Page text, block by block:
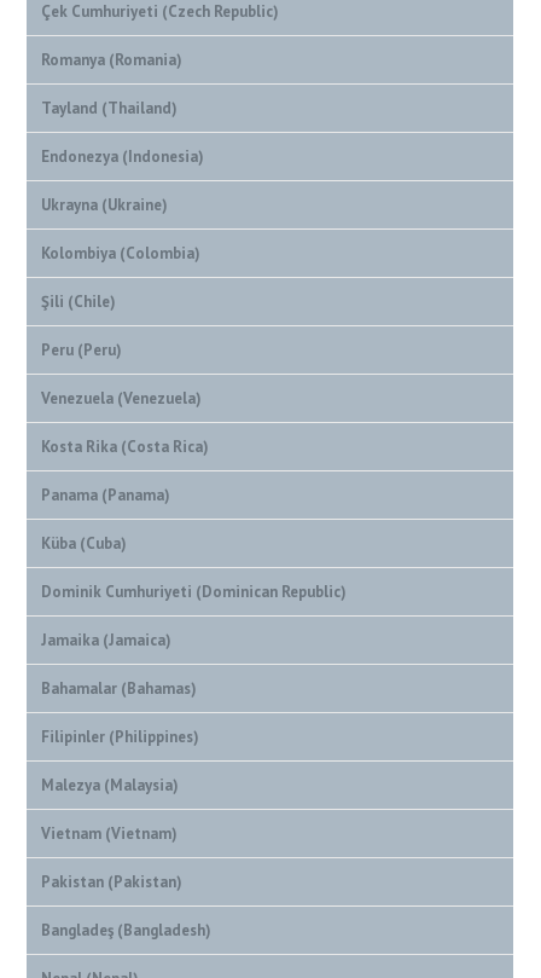
Çek Cumhuriyeti (Czech Republic)
Romanya (Romania)
Tayland (Thailand)
Endonezya (Indonesia)
Ukrayna (Ukraine)
Kolombiya (Colombia)
Şili (Chile)
Peru (Peru)
Venezuela (Venezuela)
Kosta Rika (Costa Rica)
Panama (Panama)
Küba (Cuba)
Dominik Cumhuriyeti (Dominican Republic)
Jamaika (Jamaica)
Bahamalar (Bahamas)
Filipinler (Philippines)
Malezya (Malaysia)
Vietnam (Vietnam)
Pakistan (Pakistan)
Bangladeş (Bangladesh)